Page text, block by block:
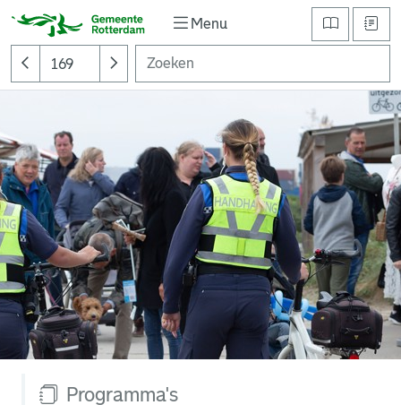
Menu
Programma's